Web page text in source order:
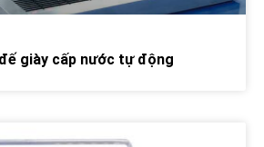
giày cấp nước tự động